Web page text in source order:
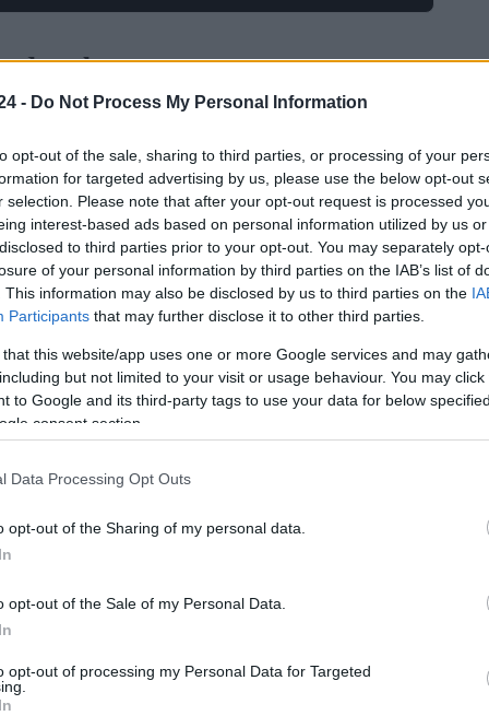
- Do Not Process My Personal Information
opt-out of the sale, sharing to third parties, or processing of your
for targeted advertising by us, please use the below opt-out
selection. Please note that after your opt-out request is processed
interest-based ads based on personal information utilized by us
to third parties prior to your opt-out. You may separately
of your personal information by third parties on the IAB’s list of
This information may also be disclosed by us to third parties on the
Participants that may further disclose it to other third parties.
that this website/app uses one or more Google services and may
but not limited to your visit or usage behaviour. You may
to Google and its third-party tags to use your data for below
consent section.
Data Processing Opt Outs
opt-out of the Sharing of my personal data.
opt-out of the Sale of my Personal Data.
opt-out of processing my Personal Data for Targeted
de valores europeas
y elFtse Mib cerró un0,6% al alza,
ganó un 3,8%,seguido de Diasorin con un
el sector bancario mostró signos de debilidad:
por los datos recientes sobre las pymes,
económica en la zona del euro, con una caída más
también en los servicios. Las dificultades
yFrancia, han despertado la preocupación de los